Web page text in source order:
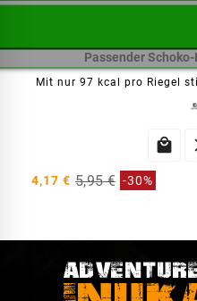
Passender
Mit nur 97 kcal pro Riegel

4,17 € 5,95 € -30%